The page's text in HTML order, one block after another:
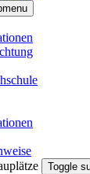
Toggle